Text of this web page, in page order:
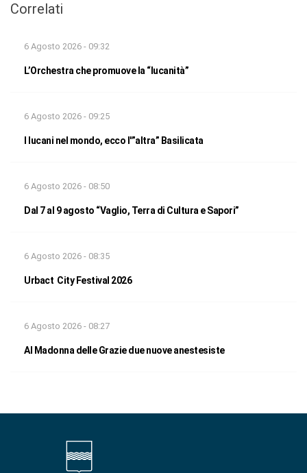
Correlati
6 Agosto 2026 - 09:32
L’Orchestra che promuove la “lucanità”
6 Agosto 2026 - 09:25
I lucani nel mondo, ecco l'”altra” Basilicata
6 Agosto 2026 - 08:50
Dal 7 al 9 agosto “Vaglio, Terra di Cultura e Sapori”
6 Agosto 2026 - 08:35
Urbact City Festival 2026
6 Agosto 2026 - 08:27
Al Madonna delle Grazie due nuove anestesiste